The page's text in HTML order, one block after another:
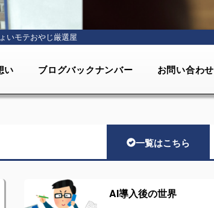
いモテおやじ厳選屋
い ブログバックナンバー お問い合わせ
一覧はこちら
AI導入後の世界